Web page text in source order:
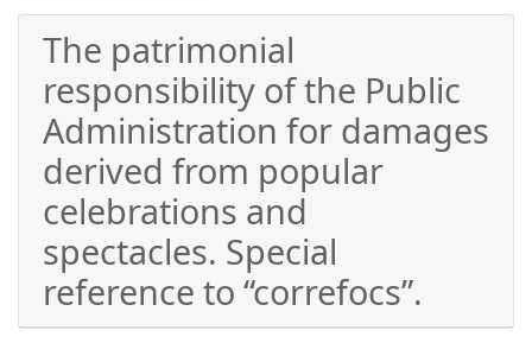
The patrimonial
responsibility of the Public
Administration for damages
derived from popular
celebrations and
spectacles. Special
reference to “correfocs”.